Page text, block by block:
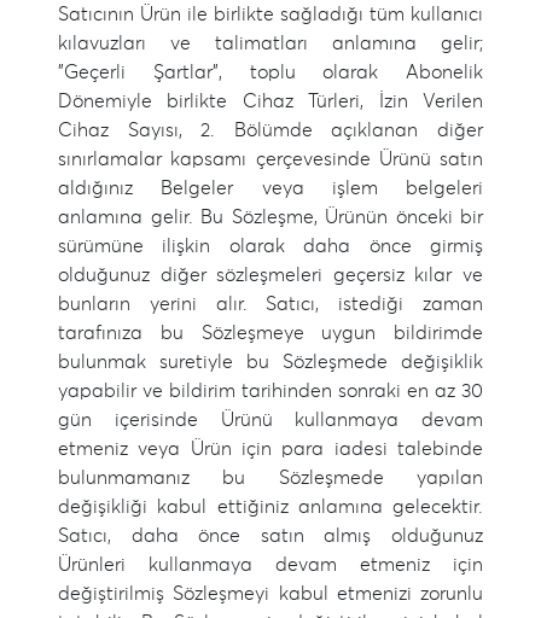
Satıcının Ürün ile birlikte sağladığı tüm kullanıcı
kılavuzları ve talimatları anlamına gelir;
"Geçerli Şartlar", toplu olarak Abonelik
Dönemiyle birlikte Cihaz Türleri, İzin Verilen
Cihaz Sayısı, 2. Bölümde açıklanan diğer
sınırlamalar kapsamı çerçevesinde Ürünü satın
aldığınız Belgeler veya işlem belgeleri
anlamına gelir. Bu Sözleşme, Ürünün önceki bir
sürümüne ilişkin olarak daha önce girmiş
olduğunuz diğer sözleşmeleri geçersiz kılar ve
bunların yerini alır. Satıcı, istediği zaman
tarafınıza bu Sözleşmeye uygun bildirimde
bulunmak suretiyle bu Sözleşmede değişiklik
yapabilir ve bildirim tarihinden sonraki en az 30
gün içerisinde Ürünü kullanmaya devam
etmeniz veya Ürün için para iadesi talebinde
bulunmamanız bu Sözleşmede yapılan
değişikliği kabul ettiğiniz anlamına gelecektir.
Satıcı, daha önce satın almış olduğunuz
Ürünleri kullanmaya devam etmeniz için
değiştirilmiş Sözleşmeyi kabul etmenizi zorunlu